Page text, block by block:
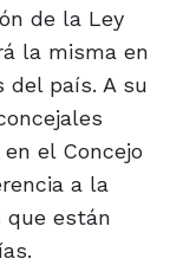
de la Ley
la misma en
país. A su
el Concejo
a la
que están